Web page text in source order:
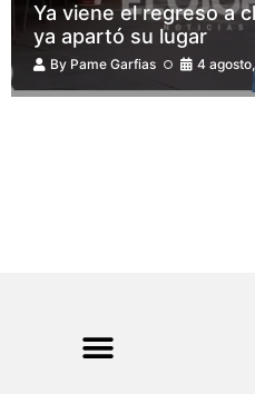
Ya viene el regreso a
ya apartó su lugar
By Pame Garfias 4